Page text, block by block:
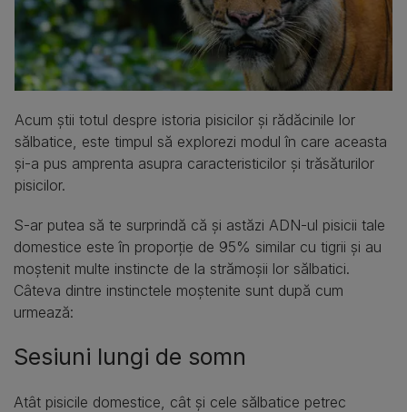
Acum știi totul despre istoria pisicilor și rădăcinile lor
sălbatice, este timpul să explorezi modul în care aceasta
și-a pus amprenta asupra caracteristicilor și trăsăturilor
pisicilor.
S-ar putea să te surprindă că și astăzi ADN-ul pisicii tale
domestice este în proporție de 95% similar cu tigrii și au
moștenit multe instincte de la strămoșii lor sălbatici.
Câteva dintre instinctele moștenite sunt după cum
urmează:
Sesiuni lungi de somn
Atât pisicile domestice, cât și cele sălbatice petrec